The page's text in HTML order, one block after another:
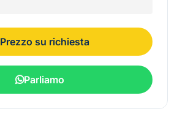
Prezzo su richiesta
Parliamo